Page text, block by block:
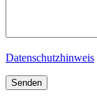
Datenschutzhinweis